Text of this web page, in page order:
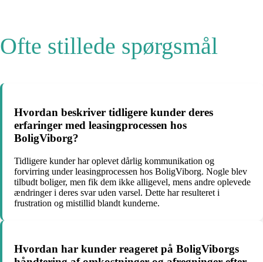
Ofte stillede spørgsmål
Hvordan beskriver tidligere kunder deres
erfaringer med leasingprocessen hos
BoligViborg?
Tidligere kunder har oplevet dårlig kommunikation og
forvirring under leasingprocessen hos BoligViborg. Nogle blev
tilbudt boliger, men fik dem ikke alligevel, mens andre oplevede
ændringer i deres svar uden varsel. Dette har resulteret i
frustration og mistillid blandt kunderne.
Hvordan har kunder reageret på BoligViborgs